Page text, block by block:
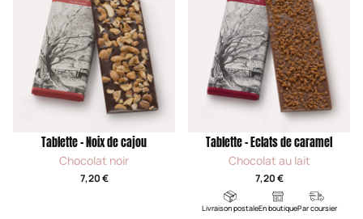
Tablette - Noix de cajou
Chocolat noir
7,20 €
Tablette - Eclats de caramel
Chocolat au lait
7,20 €
Livraison postaleEn boutiquePar coursier